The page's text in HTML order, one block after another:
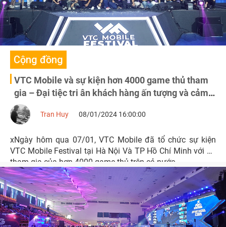
Cộng đồng
VTC Mobile và sự kiện hơn 4000 game thủ tham
gia – Đại tiệc tri ân khách hàng ấn tượng và cảm
xúc
Tran Huy 08/01/2024 16:00:00
xNgày hôm qua 07/01, VTC Mobile đã tổ chức sự kiện
VTC Mobile Festival tại Hà Nội Và TP Hồ Chí Minh với sự
tham gia của hơn 4000 game thủ trên cả nước.